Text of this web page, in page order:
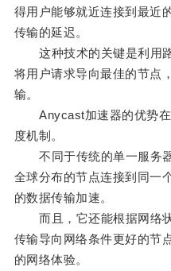
得用户能够就近连接到最近
传输的延迟。
这种技术的关键是利用路
将用户请求导向最佳的节点
输。
Anycast加速器的优势在
度机制。
不同于传统的单一服务
全球分布的节点连接到同一
的数据传输加速。
而且，它还能根据网络状
传输导向网络条件更好的节
的网络体验。